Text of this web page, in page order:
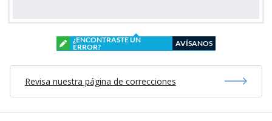
¿ENCONTRASTE UN
ERROR?
AVÍSANOS
Revisa nuestra página de correcciones